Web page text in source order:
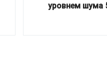
уровнем шума